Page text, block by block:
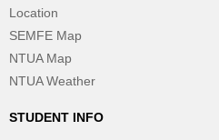
Location
SEMFE Map
NTUA Map
NTUA Weather
STUDENT INFO